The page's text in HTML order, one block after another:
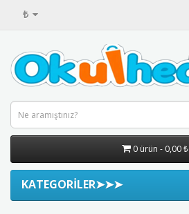
₺
0 ürün - 0,00 ₺
KATEGORİLER➤➤➤